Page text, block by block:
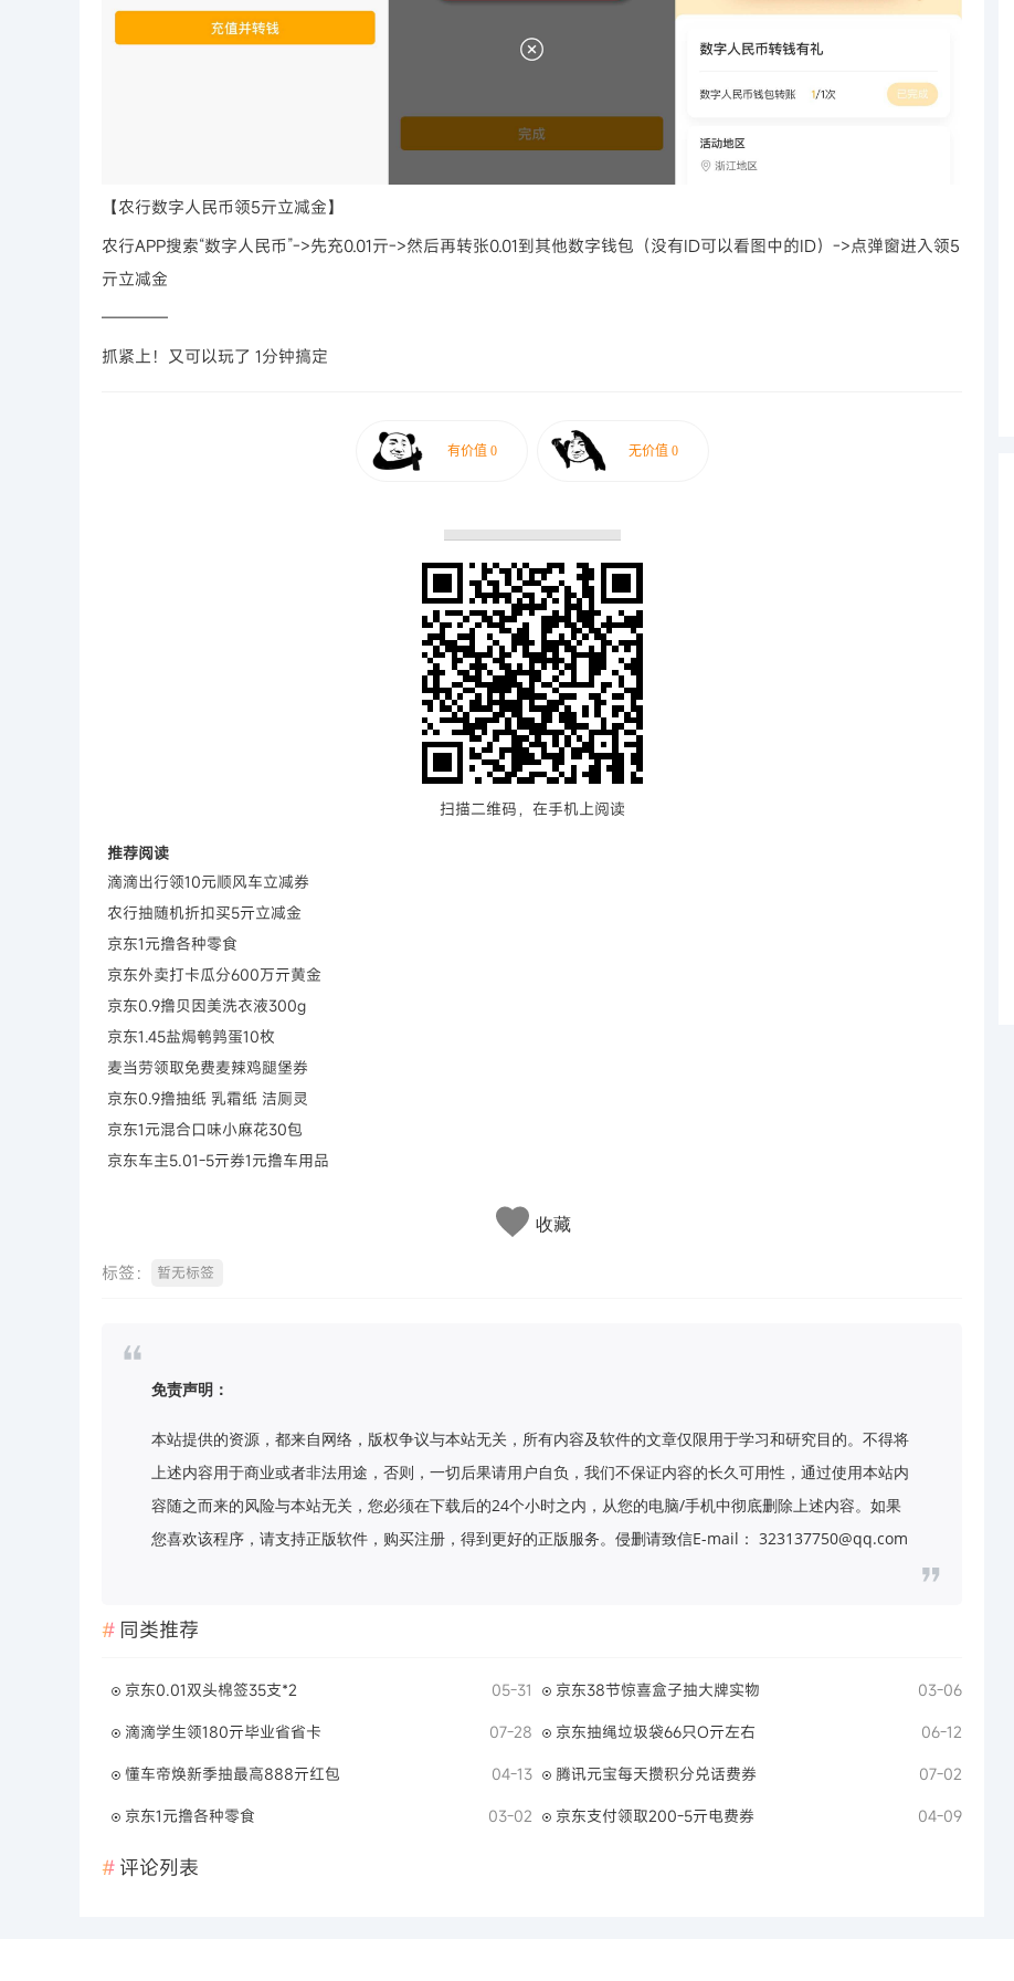
【农行数字人民币领5亓立减金】
农行APP搜索“数字人民币”->先充0.01亓->然后再转张0.01到其他数字钱包（没有ID可以看图中的ID）->点弹窗进入领5
亓立减金
————
抓紧上！又可以玩了 1分钟搞定
扫描二维码，在手机上阅读
推荐阅读
滴滴出行领10元顺风车立减券
农行抽随机折扣买5亓立减金
京东1元撸各种零食
京东外卖打卡瓜分600万亓黄金
京东0.9撸贝因美洗衣液300g
京东1.45盐焗鹌鹑蛋10枚
麦当劳领取免费麦辣鸡腿堡券
京东0.9撸抽纸 乳霜纸 洁厕灵
京东1元混合口味小麻花30包
京东车主5.01-5亓券1元撸车用品
收藏
标签： 暂无标签
免责声明：
本站提供的资源，都来自网络，版权争议与本站无关，所有内容及软件的文章仅限用于学习和研究目的。不得将
上述内容用于商业或者非法用途，否则，一切后果请用户自负，我们不保证内容的长久可用性，通过使用本站内
容随之而来的风险与本站无关，您必须在下载后的24个小时之内，从您的电脑/手机中彻底删除上述内容。如果
您喜欢该程序，请支持正版软件，购买注册，得到更好的正版服务。侵删请致信E-mail： 323137750@qq.com
同类推荐
京东0.01双头棉签35支*2 05-31 京东38节惊喜盒子抽大牌实物
03-06
滴滴学生领180亓毕业省省卡
07-28 京东抽绳垃圾袋66只O亓左右
06-12
懂车帝焕新季抽最高888亓红包
04-13 腾讯元宝每天攒积分兑话费券
07-02
京东1元撸各种零食
03-02 京东支付领取200-5亓电费券 04-09
评论列表